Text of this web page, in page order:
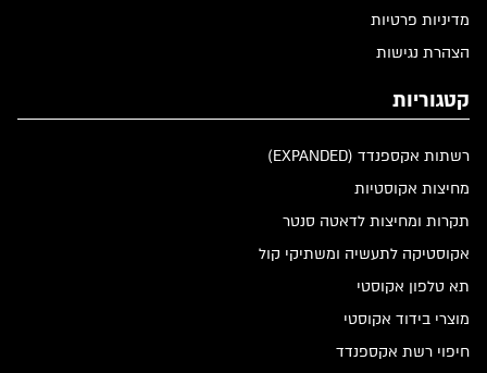
מדיניות פרטיות
הצהרת נגישות
קטגוריות
רשתות אקספנדד (EXPANDED)
מחיצות אקוסטיות
תקרות ומחיצות לדאטה סנטר
אקוסטיקה לתעשיה ומשתיקי קול
תא טלפון אקוסטי
מוצרי בידוד אקוסטי
חיפוי רשת אקספנדד